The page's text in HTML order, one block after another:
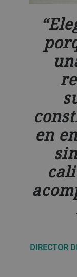
en
DIRECTOR